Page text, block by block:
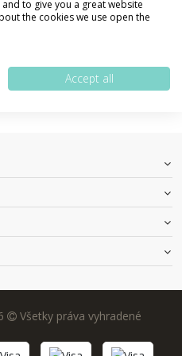
Všetky práva vyhradené
to give you a great website
the cookies we use open the
Accept all